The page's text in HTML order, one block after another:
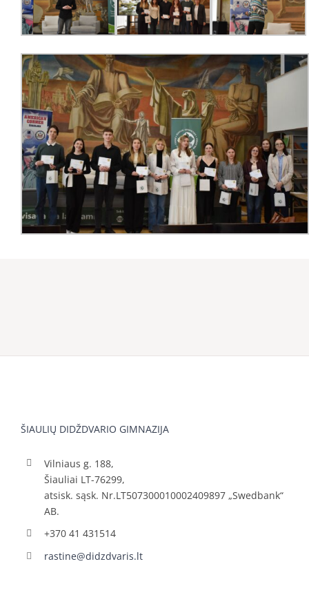
ŠIAULIŲ DIDŽDVARIO GIMNAZIJA
Vilniaus g. 188,
Šiauliai LT-76299,
atsisk. sąsk. Nr.LT507300010002409897 „Swedbank“
AB.
+370 41 431514
rastine@didzdvaris.lt